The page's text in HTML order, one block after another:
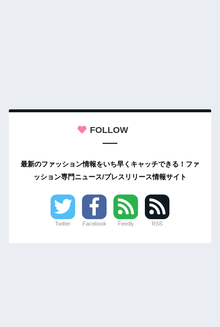
FOLLOW
最新のファッション情報をいち早くキャッチできる！ファ
ッション専門ニュース/プレスリリース情報サイト
Twitter Facebook Feedly RSS